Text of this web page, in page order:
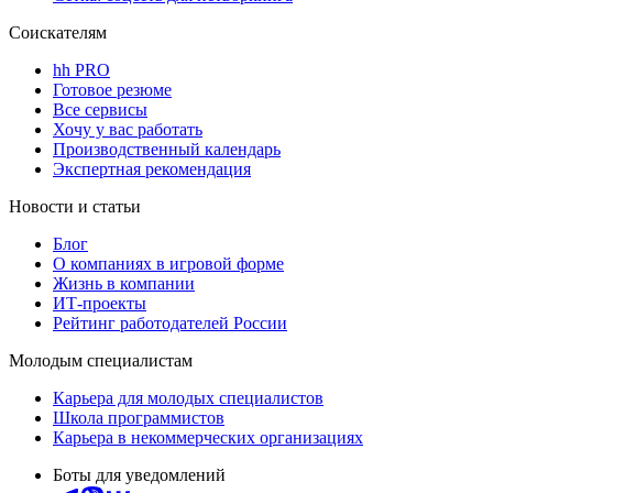
Соискателям
hh PRO
Готовое резюме
Все сервисы
Хочу у вас работать
Производственный календарь
Экспертная рекомендация
Новости и статьи
Блог
О компаниях в игровой форме
Жизнь в компании
ИТ-проекты
Рейтинг работодателей России
Молодым специалистам
Карьера для молодых специалистов
Школа программистов
Карьера в некоммерческих организациях
Боты для уведомлений